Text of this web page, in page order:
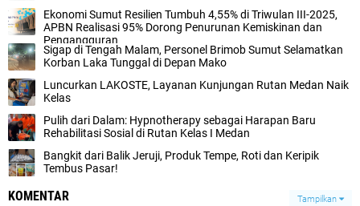
Ekonomi Sumut Resilien Tumbuh 4,55% di Triwulan III-2025,
APBN Realisasi 95% Dorong Penurunan Kemiskinan dan
Pengangguran
Sigap di Tengah Malam, Personel Brimob Sumut Selamatkan
Korban Laka Tunggal di Depan Mako
Luncurkan LAKOSTE, Layanan Kunjungan Rutan Medan Naik
Kelas
Pulih dari Dalam: Hypnotherapy sebagai Harapan Baru
Rehabilitasi Sosial di Rutan Kelas I Medan
Bangkit dari Balik Jeruji, Produk Tempe, Roti dan Keripik
Tembus Pasar!
KOMENTAR Tampilkan